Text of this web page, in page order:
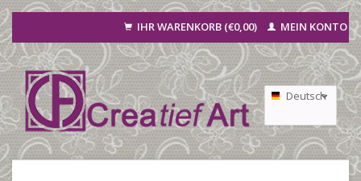
IHR WARENKORB (€0,00) MEIN KONTO
Deutsch
Nederlands